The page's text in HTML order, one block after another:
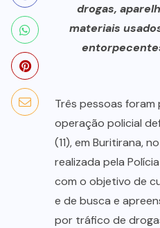
drogas,
materiais
Três pessoas
operação policial
(11), em Buritirana,
realizada pela
com o objetivo de
e de busca e
por tráfico de